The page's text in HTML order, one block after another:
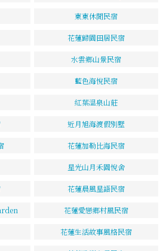
東東休閒民宿
花蓮歸園田居民宿
水雲鄉山景民宿
藍色海悅民宿
紅葉溫泉山莊
近月旭海渡假別墅
花蓮加勒比海民宿
星光山月禾園悅舍
花蓮晨風星語民宿
花蓮愛戀鄉村風民宿
花蓮生活故事風格民宿